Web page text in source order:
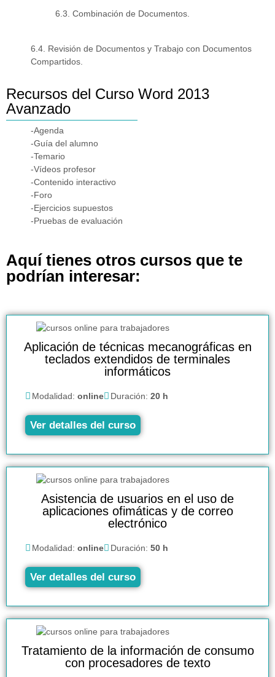
6.3. Combinación de Documentos.
6.4. Revisión de Documentos y Trabajo con Documentos
Compartidos.
Recursos del Curso Word 2013
Avanzado
-Agenda
-Guía del alumno
-Temario
-Vídeos profesor
-Contenido interactivo
-Foro
-Ejercicios supuestos
-Pruebas de evaluación
Aquí tienes otros cursos que te
podrían interesar:
Aplicación de técnicas mecanográficas en
teclados extendidos de terminales
informáticos
Modalidad: online Duración: 20 h
Ver detalles del curso
Asistencia de usuarios en el uso de
aplicaciones ofimáticas y de correo
electrónico
Modalidad: online Duración: 50 h
Ver detalles del curso
Tratamiento de la información de consumo
con procesadores de texto